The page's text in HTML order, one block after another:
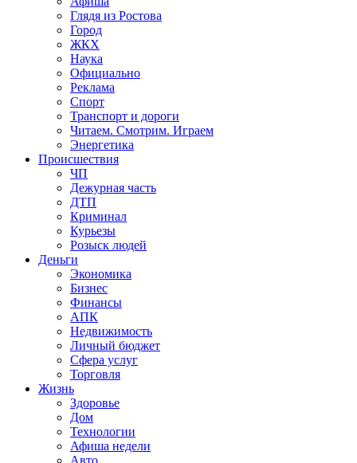
Глядя из Ростова
Город
ЖКХ
Наука
Официально
Реклама
Спорт
Транспорт и дороги
Читаем. Смотрим. Играем
Энергетика
Происшествия
ЧП
Дежурная часть
ДТП
Криминал
Курьезы
Розыск людей
Деньги
Экономика
Бизнес
Финансы
АПК
Недвижимость
Личный бюджет
Сфера услуг
Торговля
Жизнь
Здоровье
Дом
Технологии
Афиша недели
Авто